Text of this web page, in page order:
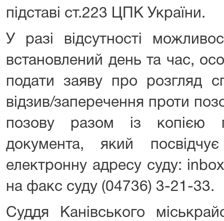
підставі ст.223 ЦПК України.
У разі відсутності
встановлений день та час,
подати заяву про розгляд
відзив/заперечення проти
позову разом із копією
документа, який
електронну адресу суду:
на факс суду (04736) 3-21-33.
Суддя Канівського